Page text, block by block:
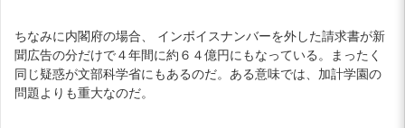
ちなみに内閣府の場合、 インボイスナンバーを外した請求書が新
聞広告の分だけで４年間に約６４億円にもなっている。まったく
同じ疑惑が文部科学省にもあるのだ。ある意味では、加計学園の
問題よりも重大なのだ。